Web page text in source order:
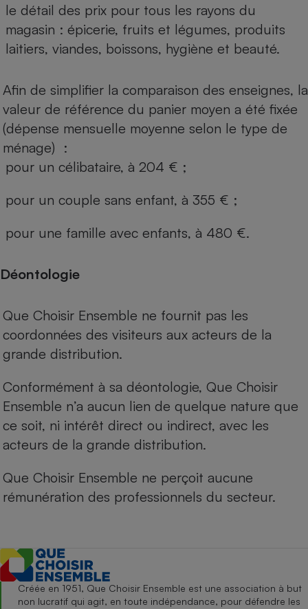
le détail des prix pour tous les rayons du
magasin : épicerie, fruits et légumes, produits
laitiers, viandes, boissons, hygiène et beauté.
Afin de simplifier la comparaison des enseignes, la
valeur de référence du panier moyen a été fixée
(dépense mensuelle moyenne selon le type de
ménage) :
pour un célibataire, à 204 € ;
pour un couple sans enfant, à 355 € ;
pour une famille avec enfants, à 480 €.
Déontologie
Que Choisir Ensemble ne fournit pas les
coordonnées des visiteurs aux acteurs de la
grande distribution.
Conformément à sa déontologie, Que Choisir
Ensemble n’a aucun lien de quelque nature que
ce soit, ni intérêt direct ou indirect, avec les
acteurs de la grande distribution.
Que Choisir Ensemble ne perçoit aucune
rémunération des professionnels du secteur.
Créée en 1951, Que Choisir Ensemble est une association à but
non lucratif qui agit, en toute indépendance, pour défendre les